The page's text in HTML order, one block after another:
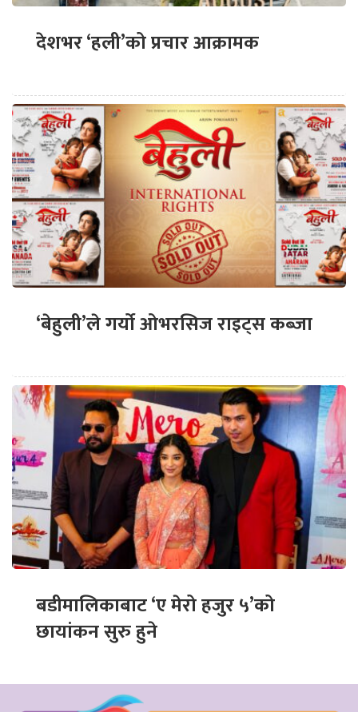
देशभर ‘हली’को प्रचार आक्रामक
‘बेहुली’ले गर्यो ओभरसिज राइट्स कब्जा
बडीमालिकाबाट ‘ए मेरो हजुर ५’को
छायांकन सुरु हुने